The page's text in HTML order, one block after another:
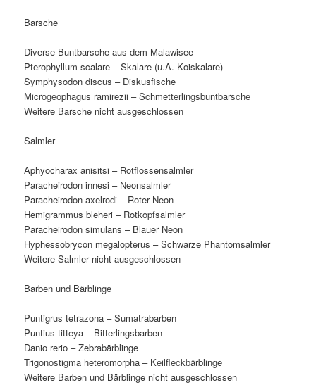
Barsche
Diverse Buntbarsche aus dem Malawisee
Pterophyllum scalare – Skalare (u.A. Koiskalare)
Symphysodon discus – Diskusfische
Microgeophagus ramirezii – Schmetterlingsbuntbarsche
Weitere Barsche nicht ausgeschlossen
Salmler
Aphyocharax anisitsi – Rotflossensalmler
Paracheirodon innesi – Neonsalmler
Paracheirodon axelrodi – Roter Neon
Hemigrammus bleheri – Rotkopfsalmler
Paracheirodon simulans – Blauer Neon
Hyphessobrycon megalopterus – Schwarze Phantomsalmler
Weitere Salmler nicht ausgeschlossen
Barben und Bärblinge
Puntigrus tetrazona – Sumatrabarben
Puntius titteya – Bitterlingsbarben
Danio rerio – Zebrabärblinge
Trigonostigma heteromorpha – Keilfleckbärblinge
Weitere Barben und Bärblinge nicht ausgeschlossen